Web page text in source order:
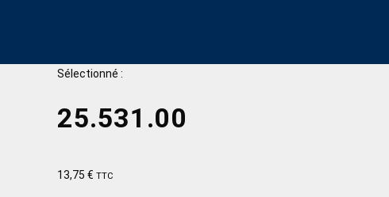
Sélectionné :
25.531.00
13,75 € TTC